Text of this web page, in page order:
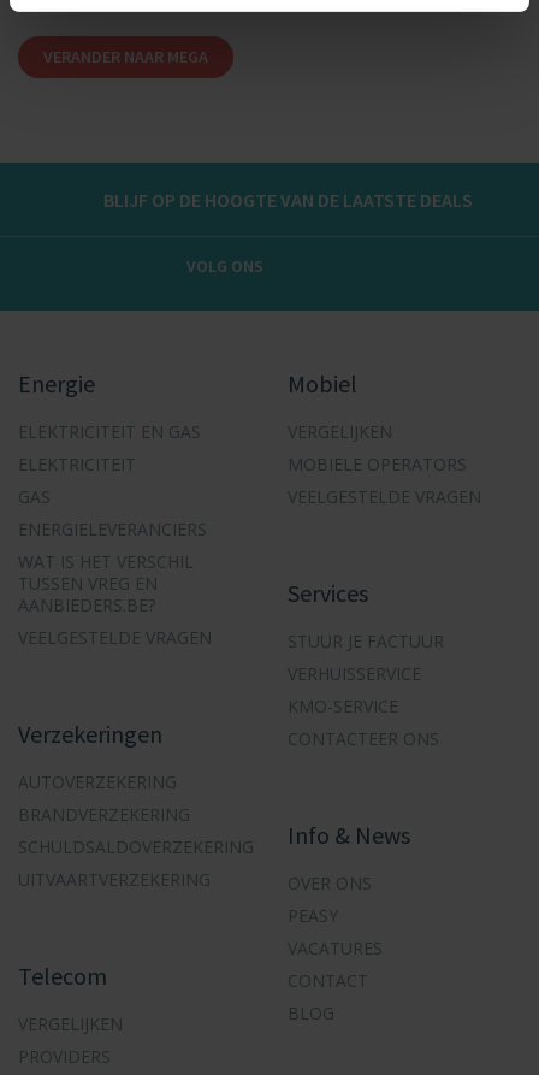
VERANDER NAAR MEGA
BLIJF OP DE HOOGTE VAN DE LAATSTE DEALS
VOLG ONS
Energie
ELEKTRICITEIT EN GAS
ELEKTRICITEIT
GAS
ENERGIELEVERANCIERS
WAT IS HET VERSCHIL
TUSSEN VREG EN
AANBIEDERS.BE?
VEELGESTELDE VRAGEN
Verzekeringen
AUTOVERZEKERING
BRANDVERZEKERING
SCHULDSALDOVERZEKERING
UITVAARTVERZEKERING
Telecom
VERGELIJKEN
PROVIDERS
Mobiel
VERGELIJKEN
MOBIELE OPERATORS
VEELGESTELDE VRAGEN
Services
STUUR JE FACTUUR
VERHUISSERVICE
KMO-SERVICE
CONTACTEER ONS
Info & News
OVER ONS
PEASY
VACATURES
CONTACT
BLOG